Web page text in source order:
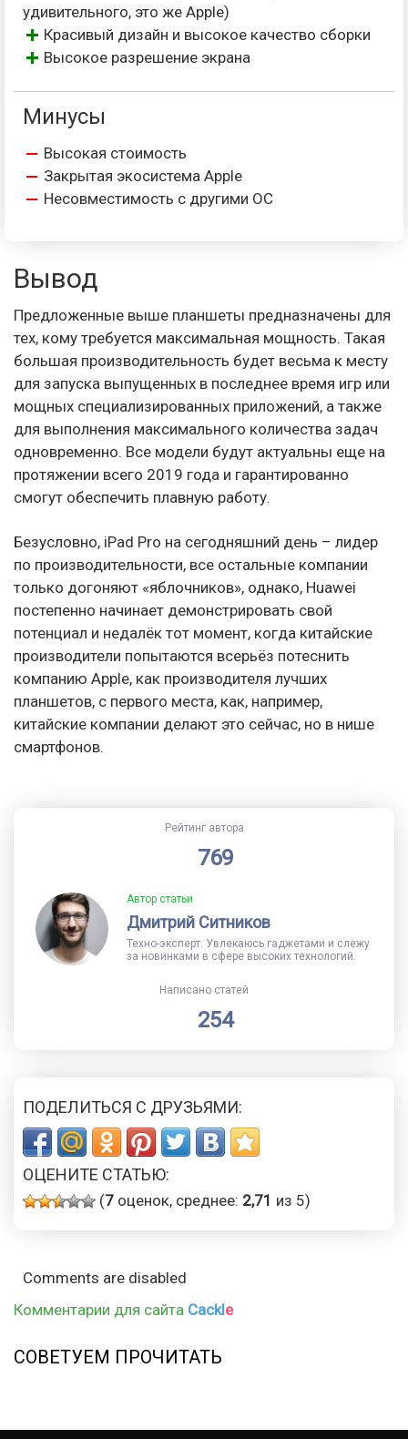
удивительного, это же Apple)
Красивый дизайн и высокое качество сборки
Высокое разрешение экрана
Минусы
Высокая стоимость
Закрытая экосистема Apple
Несовместимость с другими ОС
Вывод
Предложенные выше планшеты предназначены для
тех, кому требуется максимальная мощность. Такая
большая производительность будет весьма к месту
для запуска выпущенных в последнее время игр или
мощных специализированных приложений, а также
для выполнения максимального количества задач
одновременно. Все модели будут актуальны еще на
протяжении всего 2019 года и гарантированно
смогут обеспечить плавную работу.
Безусловно, iPad Pro на сегодняшний день – лидер
по производительности, все остальные компании
только догоняют «яблочников», однако, Huawei
постепенно начинает демонстрировать свой
потенциал и недалёк тот момент, когда китайские
производители попытаются всерьёз потеснить
компанию Apple, как производителя лучших
планшетов, с первого места, как, например,
китайские компании делают это сейчас, но в нише
смартфонов.
Рейтинг автора
769
Автор статьи
Дмитрий Ситников
Техно-эксперт. Увлекаюсь гаджетами и слежу
за новинками в сфере высоких технологий.
Написано статей
254
ПОДЕЛИТЬСЯ С ДРУЗЬЯМИ:
ОЦЕНИТЕ СТАТЬЮ:
(7 оценок, среднее: 2,71 из 5)
Comments are disabled
Комментарии для сайта Cackle
СОВЕТУЕМ ПРОЧИТАТЬ